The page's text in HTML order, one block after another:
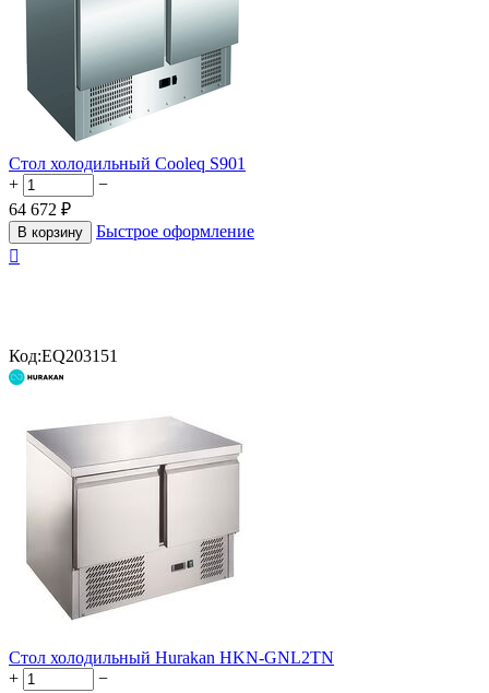
Стол холодильный Cooleq S901
+
−
64 672 ₽
В корзину
Быстрое оформление

Код:EQ203151
Стол холодильный Hurakan HKN-GNL2TN
+
−